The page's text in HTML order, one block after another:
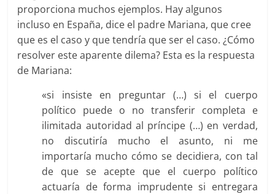
proporciona muchos ejemplos. Hay algunos
incluso en España, dice el padre Mariana, que cree
que es el caso y que tendría que ser el caso. ¿Cómo
resolver este aparente dilema? Esta es la respuesta
de Mariana:
«si insiste en preguntar (…) si el cuerpo
político puede o no transferir completa e
ilimitada autoridad al príncipe (…) en verdad,
no discutiría mucho el asunto, ni me
importaría mucho cómo se decidiera, con tal
de que se acepte que el cuerpo político
actuaría de forma imprudente si entregara